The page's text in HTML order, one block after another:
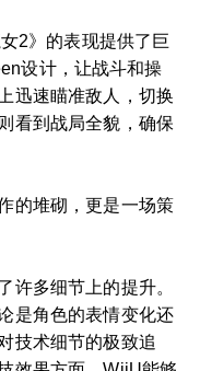
2》的表现提供了巨
设计，让战斗和操
迅速瞄准敌人，切换
看到战局全貌，确保
的堆砌，更是一场策
许多细节上的提升。
是角色的表情变化还
技术细节的极致追